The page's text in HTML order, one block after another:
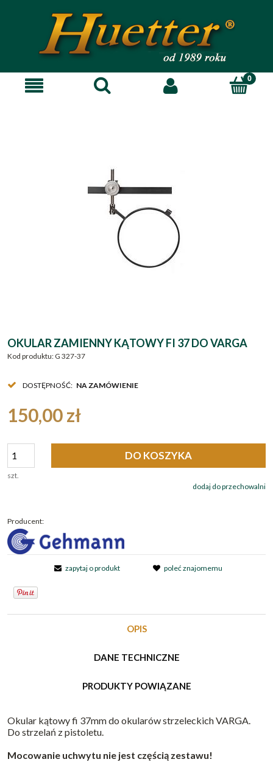
OKULAR ZAMIENNY KĄTOWY FI 37 DO VARGA
Kod produktu: G 327-37
DOSTĘPNOŚĆ: NA ZAMÓWIENIE
150,00 zł
szt.
DO KOSZYKA
dodaj do przechowalni
Producent:
zapytaj o produkt poleć znajomemu
OPIS
DANE TECHNICZNE
PRODUKTY POWIĄZANE
Okular kątowy fi 37mm do okularów strzeleckich VARGA.
Do strzelań z pistoletu.
Mocowanie uchwytu nie jest częścią zestawu!